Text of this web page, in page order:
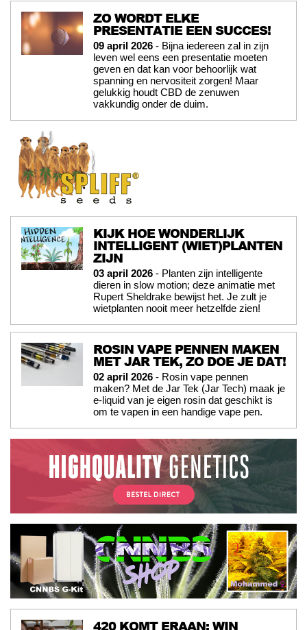
ZO WORDT ELKE
PRESENTATIE EEN SUCCES!
09 april 2026 - Bijna iedereen zal in zijn
leven wel eens een presentatie moeten
geven en dat kan voor behoorlijk wat
spanning en nervositeit zorgen! Maar
gelukkig houdt CBD de zenuwen
vakkundig onder de duim.
KIJK HOE WONDERLIJK
INTELLIGENT (WIET)PLANTEN
ZIJN
03 april 2026 - Planten zijn intelligente
dieren in slow motion; deze animatie met
Rupert Sheldrake bewijst het. Je zult je
wietplanten nooit meer hetzelfde zien!
ROSIN VAPE PENNEN MAKEN
MET JAR TEK, ZO DOE JE DAT!
02 april 2026 - Rosin vape pennen
maken? Met de Jar Tek (Jar Tech) maak je
e-liquid van je eigen rosin dat geschikt is
om te vapen in een handige vape pen.
420 KOMT ERAAN: WIN